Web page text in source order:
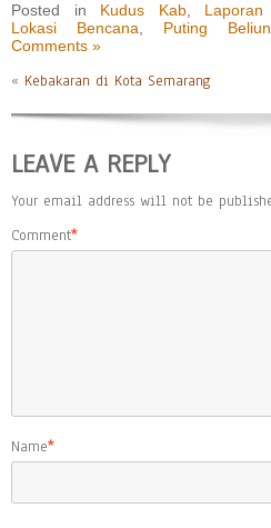
Posted in Kudus Kab,
Lokasi Bencana
Puting
Comments »
« Kebakaran di Kota Semarang
LEAVE A REPLY
Your email address will not be
Comment*
Name*